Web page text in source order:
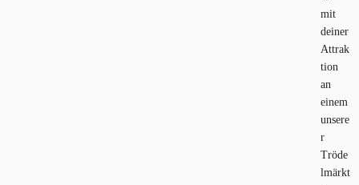
mit
deiner
Attrak
tion
an
einem
unsere
r
Tröde
lmärkt